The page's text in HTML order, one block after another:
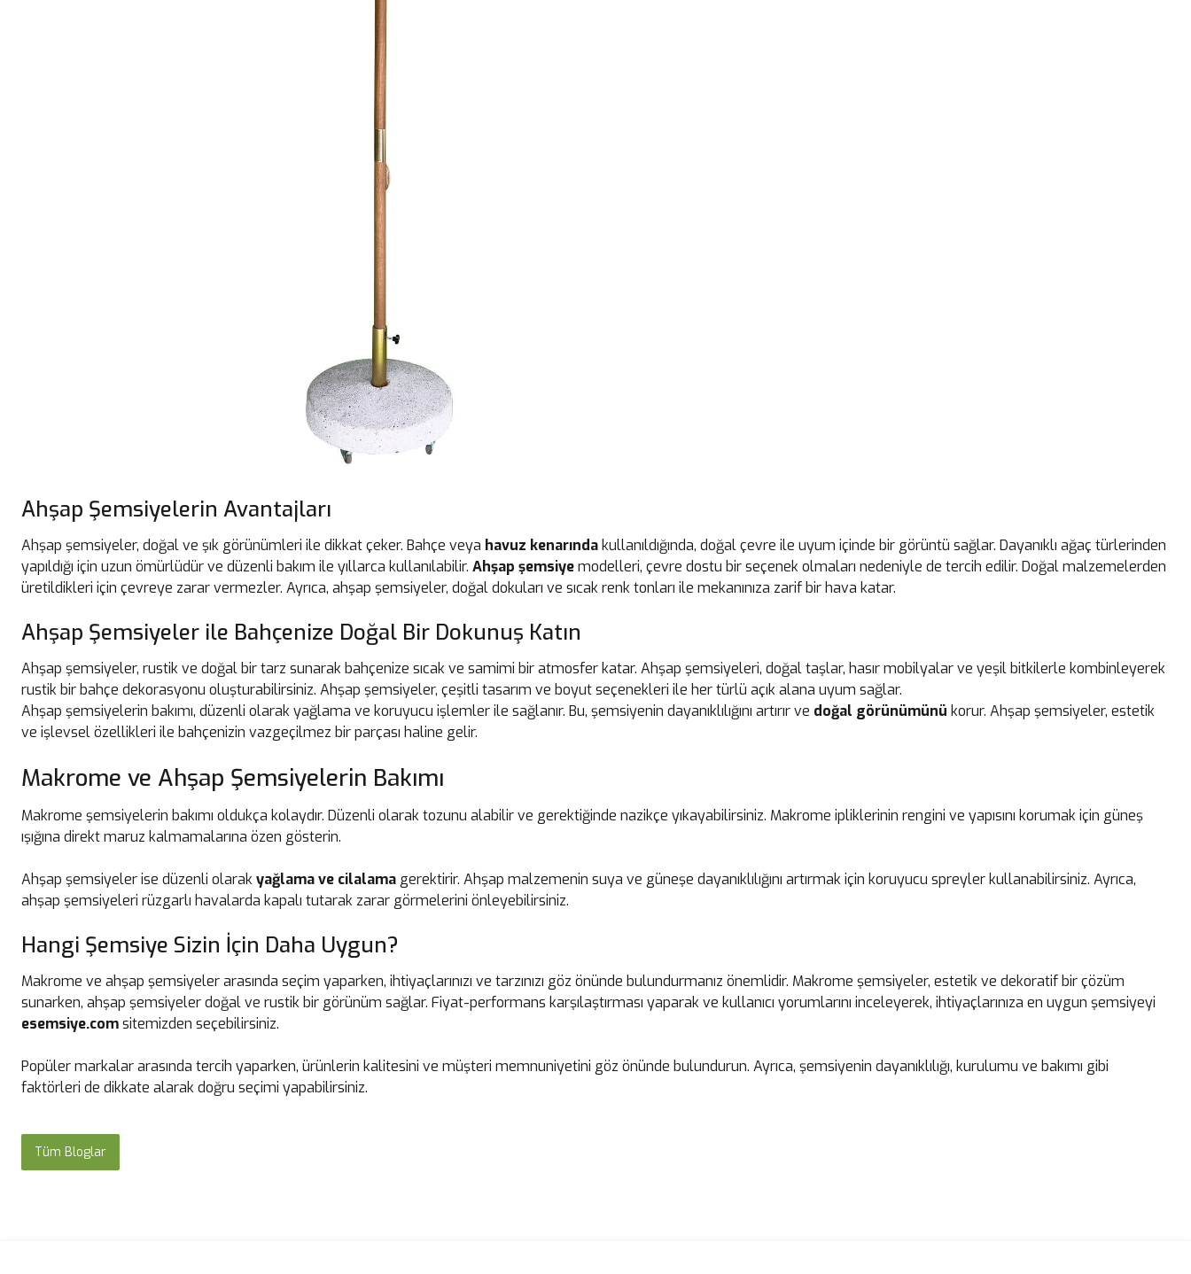
Ahşap Şemsiyelerin Avantajları
Ahşap şemsiyeler, doğal ve şık görünümleri ile dikkat çeker. Bahçe veya havuz kenarındakullanıldığında, doğal çevre ile uyum içinde bir görüntü sağlar. Dayanıklı ağaç türlerinden
yapıldığı için uzun ömürlüdür ve düzenli bakım ile yıllarca kullanılabilir. Ahşap şemsiyemodelleri, çevre dostu bir seçenek olmaları nedeniyle de tercih edilir. Doğal malzemelerden
üretildikleri için çevreye zarar vermezler. Ayrıca, ahşap şemsiyeler, doğal dokuları ve sıcak renk tonları ile mekanınıza zarif bir hava katar.
Ahşap Şemsiyeler ile Bahçenize Doğal Bir Dokunuş Katın
Ahşap şemsiyeler, rustik ve doğal bir tarz sunarak bahçenize sıcak ve samimi bir atmosfer katar. Ahşap şemsiyeleri, doğal taşlar, hasır mobilyalar ve yeşil bitkilerle kombinleyerek
rustik bir bahçe dekorasyonu oluşturabilirsiniz. Ahşap şemsiyeler, çeşitli tasarım ve boyut seçenekleri ile her türlü açık alana uyum sağlar.
Ahşap şemsiyelerin bakımı, düzenli olarak yağlama ve koruyucu işlemler ile sağlanır. Bu, şemsiyenin dayanıklılığını artırır ve doğal görünümünü korur. Ahşap şemsiyeler, estetik
ve işlevsel özellikleri ile bahçenizin vazgeçilmez bir parçası haline gelir.
Makrome ve Ahşap Şemsiyelerin Bakımı
Makrome şemsiyelerin bakımı oldukça kolaydır. Düzenli olarak tozunu alabilir ve gerektiğinde nazikçe yıkayabilirsiniz. Makrome ipliklerinin rengini ve yapısını korumak için güneş
ışığına direkt maruz kalmamalarına özen gösterin.
Ahşap şemsiyeler ise düzenli olarakyağlama ve cilalama gerektirir. Ahşap malzemenin suya ve güneşe dayanıklılığını artırmak için koruyucu spreyler kullanabilirsiniz. Ayrıca,
ahşap şemsiyeleri rüzgarlı havalarda kapalı tutarak zarar görmelerini önleyebilirsiniz.
Hangi Şemsiye Sizin İçin Daha Uygun?
Makrome ve ahşap şemsiyeler arasında seçim yaparken, ihtiyaçlarınızı ve tarzınızı göz önünde bulundurmanız önemlidir. Makrome şemsiyeler, estetik ve dekoratif bir çözüm
sunarken, ahşap şemsiyeler doğal ve rustik bir görünüm sağlar. Fiyat-performans karşılaştırması yaparak ve kullanıcı yorumlarını inceleyerek, ihtiyaçlarınıza en uygun şemsiyeyi
esemsiye.comsitemizden seçebilirsiniz.
Popüler markalar arasında tercih yaparken, ürünlerin kalitesini ve müşteri memnuniyetini göz önünde bulundurun. Ayrıca, şemsiyenin dayanıklılığı, kurulumu ve bakımı gibi
faktörleri de dikkate alarak doğru seçimi yapabilirsiniz.
Tüm Bloglar